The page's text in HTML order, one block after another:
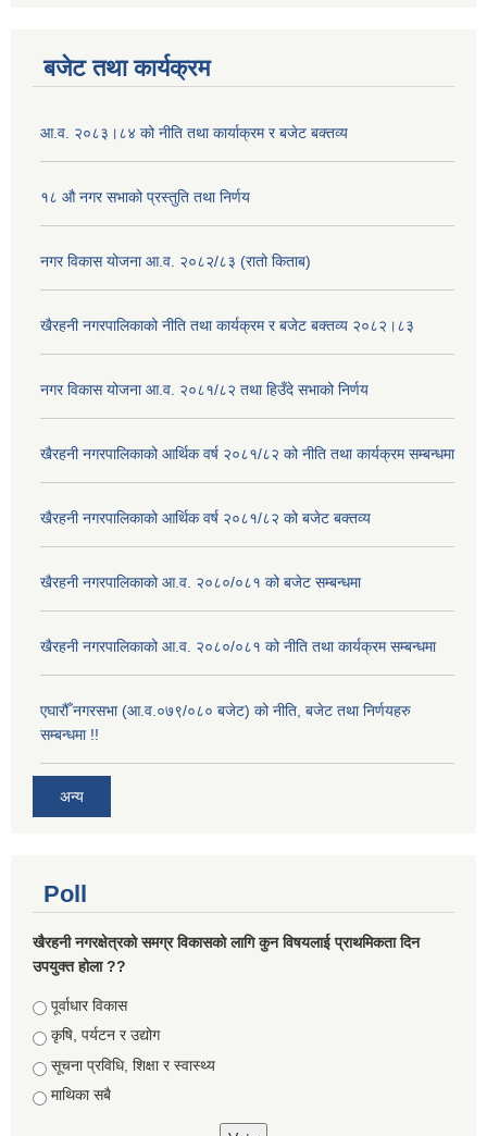
बजेट तथा कार्यक्रम
आ.व. २०८३।८४ को नीति तथा कार्याक्रम र बजेट बक्तव्य
१८ औ नगर सभाको प्रस्तुति तथा निर्णय
नगर विकास योजना आ.व. २०८२/८३ (रातो किताब)
खैरहनी नगरपालिकाको नीति तथा कार्यक्रम र बजेट बक्तव्य २०८२।८३
नगर विकास योजना आ.व. २०८१/८२ तथा हिउँदे सभाको निर्णय
खैरहनी नगरपालिकाको आर्थिक वर्ष २०८१/८२ को नीति तथा कार्यक्रम सम्बन्धमा
खैरहनी नगरपालिकाको आर्थिक वर्ष २०८१/८२ को बजेट बक्तव्य
खैरहनी नगरपालिकाको आ.व. २०८०/०८१ को बजेट सम्बन्धमा
खैरहनी नगरपालिकाको आ.व. २०८०/०८१ को नीति तथा कार्यक्रम सम्बन्धमा
एघारौँ नगरसभा (आ.व.०७९/०८० बजेट) को नीति, बजेट तथा निर्णयहरु
सम्बन्धमा !!
अन्य
Poll
खैरहनी नगरक्षेत्रको समग्र विकासको लागि कुन विषयलाई प्राथमिकता दिन
उपयुक्त होला ??
Choices
पूर्वाधार विकास
कृषि, पर्यटन र उद्योग
सूचना प्रविधि, शिक्षा र स्वास्थ्य
माथिका सबै